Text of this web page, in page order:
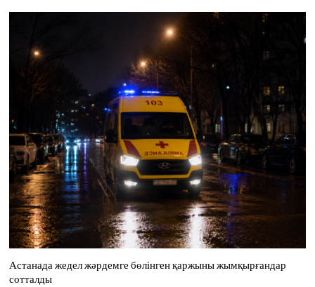
Астанада жедел жәрдемге бөлінген қаржыны жымқырғандар
сотталды